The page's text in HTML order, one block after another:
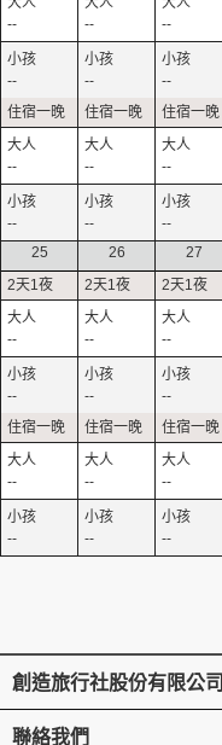
--
--
--
--
--
--
--
--
--
--
--
--
25
--
--
--
--
26
--
--
--
--
27
--
--
--
--
創造旅行社股份有限公司
聯絡我們